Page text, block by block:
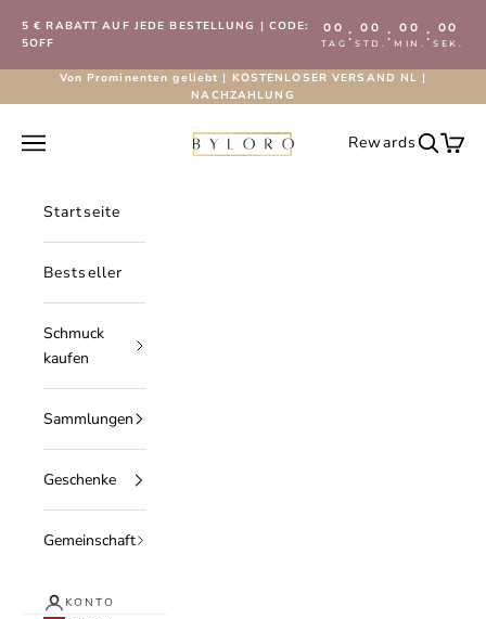
5 € RABATT AUF JEDE BESTELLUNG | CODE:
5OFF
00
TAG : 00
STD. : 00
MIN. : 00
SEK.
Von Prominenten geliebt | KOSTENLOSER VERSAND NL |
NACHZAHLUNG
Byloro.com
Navigationsmenü öffnen RewardsSuche
Startseite
Bestseller
Schmuck
kaufen
Sammlungen
Geschenke
Gemeinschaft
KONTO